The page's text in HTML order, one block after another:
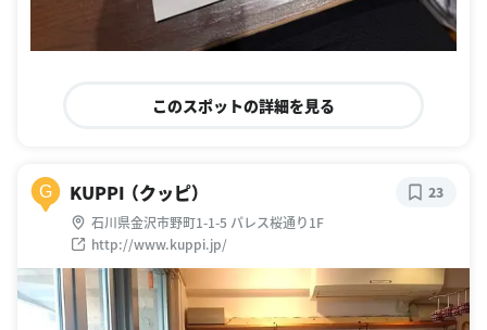
このスポットの詳細を見る
G KUPPI （クッピ）
石川県金沢市野町1-1-5 パレス桜通り1F
http://www.kuppi.jp/
23